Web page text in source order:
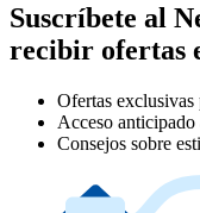
Suscríbete al
recibir ofertas
Ofertas exclusivas
Acceso anticipado
Consejos sobre